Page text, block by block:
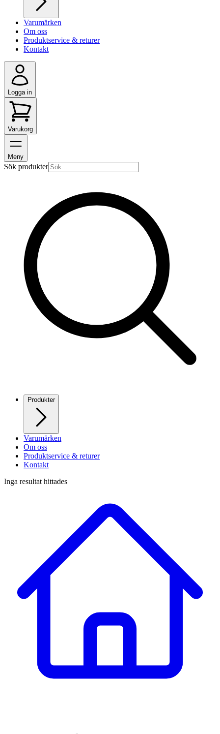
Varumärken
Om oss
Produktservice & returer
Kontakt
Logga in
Varukorg
Meny
Sök produkter
Produkter
Varumärken
Om oss
Produktservice & returer
Kontakt
Inga resultat hittades